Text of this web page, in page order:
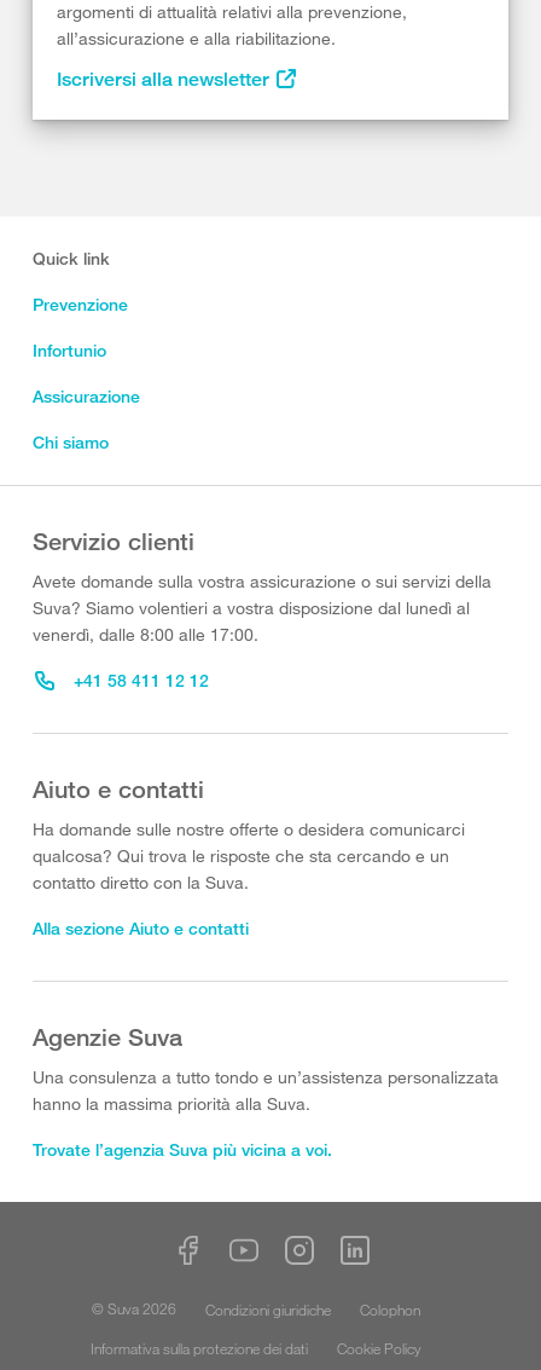
argomenti di attualità relativi alla prevenzione,
all’assicurazione e alla riabilitazione.
Iscriversi alla newsletter
Quick link
Prevenzione
Infortunio
Assicurazione
Chi siamo
Servizio clienti
Avete domande sulla vostra assicurazione o sui servizi della
Suva? Siamo volentieri a vostra disposizione dal lunedì al
venerdì, dalle 8:00 alle 17:00.
+41 58 411 12 12
Aiuto e contatti
Ha domande sulle nostre offerte o desidera comunicarci
qualcosa? Qui trova le risposte che sta cercando e un
contatto diretto con la Suva.
Alla sezione Aiuto e contatti
Agenzie Suva
Una consulenza a tutto tondo e un’assistenza personalizzata
hanno la massima priorità alla Suva.
Trovate l’agenzia Suva più vicina a voi.
© Suva 2026 Condizioni giuridiche
Colophon
Informativa sulla protezione dei dati
Cookie Policy